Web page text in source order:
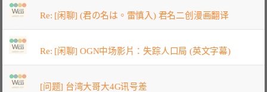
Re: [闲聊] (君の名は。雷慎入) 君名二创漫画翻译
Re: [闲聊] OGN中场影片：失踪人口局 (英文字幕)
[问题] 台湾大哥大4G讯号差